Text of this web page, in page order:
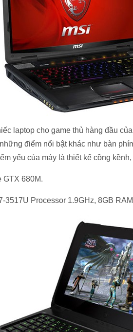
laptop cho game thủ hàng đầu
điểm nổi bật khác như bàn
yếu của máy là thiết kế cồng
GTX 680M.
3517U Processor 1.9GHz, 8GB